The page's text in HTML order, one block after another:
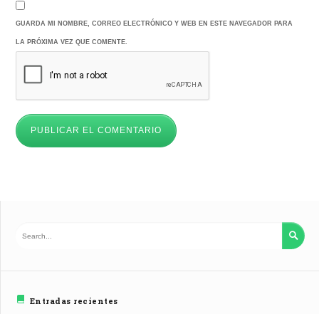
GUARDA MI NOMBRE, CORREO ELECTRÓNICO Y WEB EN ESTE NAVEGADOR PARA
LA PRÓXIMA VEZ QUE COMENTE.

Entradas recientes